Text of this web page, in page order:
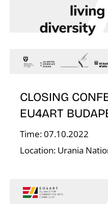
CLOSING
EU4ART
Time: 07.10.2022
Location: Urania